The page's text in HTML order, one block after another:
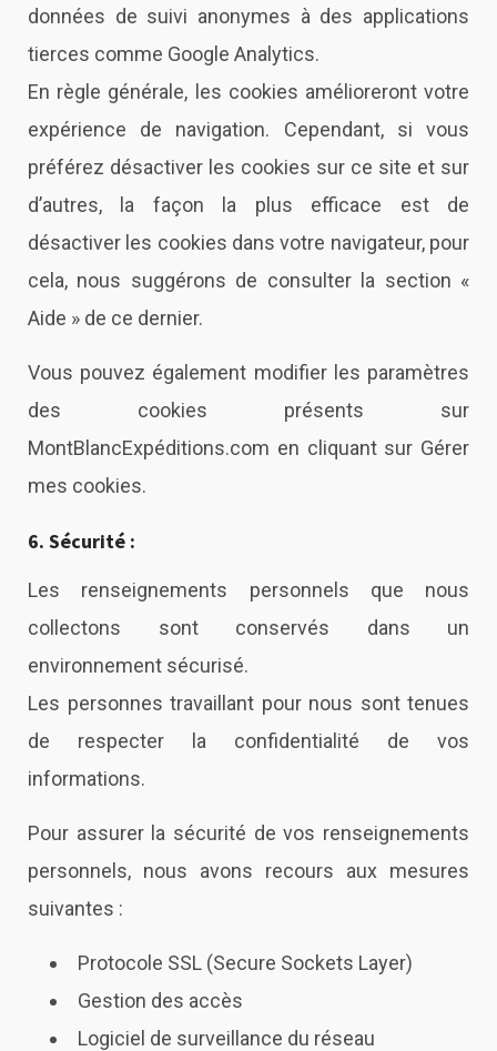
données de suivi anonymes à des applications
tierces comme Google Analytics.
En règle générale, les cookies amélioreront votre
expérience de navigation. Cependant, si vous
préférez désactiver les cookies sur ce site et sur
d’autres, la façon la plus efficace est de
désactiver les cookies dans votre navigateur, pour
cela, nous suggérons de consulter la section «
Aide » de ce dernier.
Vous pouvez également modifier les paramètres
des cookies présents sur
MontBlancExpéditions.com en cliquant sur Gérer
mes cookies.
6. Sécurité :
Les renseignements personnels que nous
collectons sont conservés dans un
environnement sécurisé.
Les personnes travaillant pour nous sont tenues
de respecter la confidentialité de vos
informations.
Pour assurer la sécurité de vos renseignements
personnels, nous avons recours aux mesures
suivantes :
Protocole SSL (Secure Sockets Layer)
Gestion des accès
Logiciel de surveillance du réseau